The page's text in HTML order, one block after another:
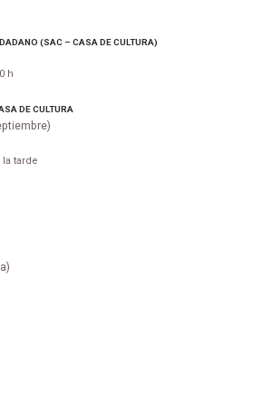
(SAC – CASA DE CULTURA)
h
DE CULTURA
tarde